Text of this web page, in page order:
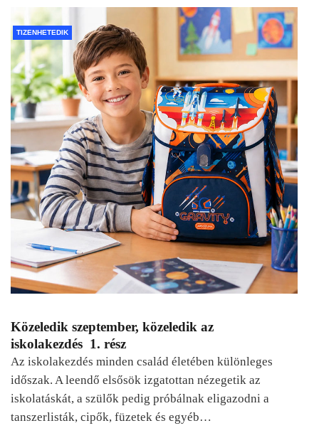
TIZENHETEDIK
Közeledik szeptember, közeledik az
iskolakezdés 1. rész
Az iskolakezdés minden család életében különleges
időszak. A leendő elsősök izgatottan nézegetik az
iskolatáskát, a szülők pedig próbálnak eligazodni a
tanszerlisták, cipők, füzetek és egyéb…